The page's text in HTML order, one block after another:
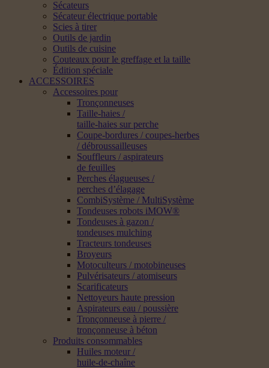
Sécateurs
Sécateur électrique portable
Scies à tirer
Outils de jardin
Outils de cuisine
Couteaux pour le greffage et la taille
Édition spéciale
ACCESSOIRES
Accessoires pour
Tronçonneuses
Taille-haies /
taille-haies sur perche
Coupe-bordures / coupes-herbes
/ débroussailleuses
Souffleurs / aspirateurs
de feuilles
Perches élagueuses /
perches d’élagage
CombiSystème / MultiSystème
Tondeuses robots iMOW®
Tondeuses à gazon /
tondeuses mulching
Tracteurs tondeuses
Broyeurs
Motoculteurs / motobineuses
Pulvérisateurs / atomiseurs
Scarificateurs
Nettoyeurs haute pression
Aspirateurs eau / poussière
Tronçonneuse à pierre /
tronçonneuse à béton
Produits consommables
Huiles moteur /
huile-de-chaîne